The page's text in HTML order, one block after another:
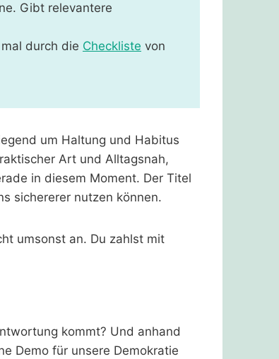
Gibt relevantere
durch die Checkliste von
um Haltung und Habitus
Art und Alltagsnah,
in diesem Moment. Der Titel
sichererer nutzen können.
umsonst an. Du zahlst mit
kommt? Und anhand
Demo für unsere Demokratie